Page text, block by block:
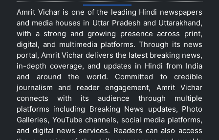
Amrit Vichar is one of the leading Hindi newspapers
and media houses in Uttar Pradesh and Uttarakhand,
with a strong and growing presence across print,
digital, and multimedia platforms. Through its news
portal, Amrit Vichar delivers the latest breaking news,
in-depth coverage, and updates in Hindi from India
and around the world. Committed to credible
journalism and reader engagement, Amrit Vichar
connects with its audience through multiple
platforms including Breaking News updates, Photo
Galleries, YouTube channels, social media platforms,
and digital news services. Readers can also access